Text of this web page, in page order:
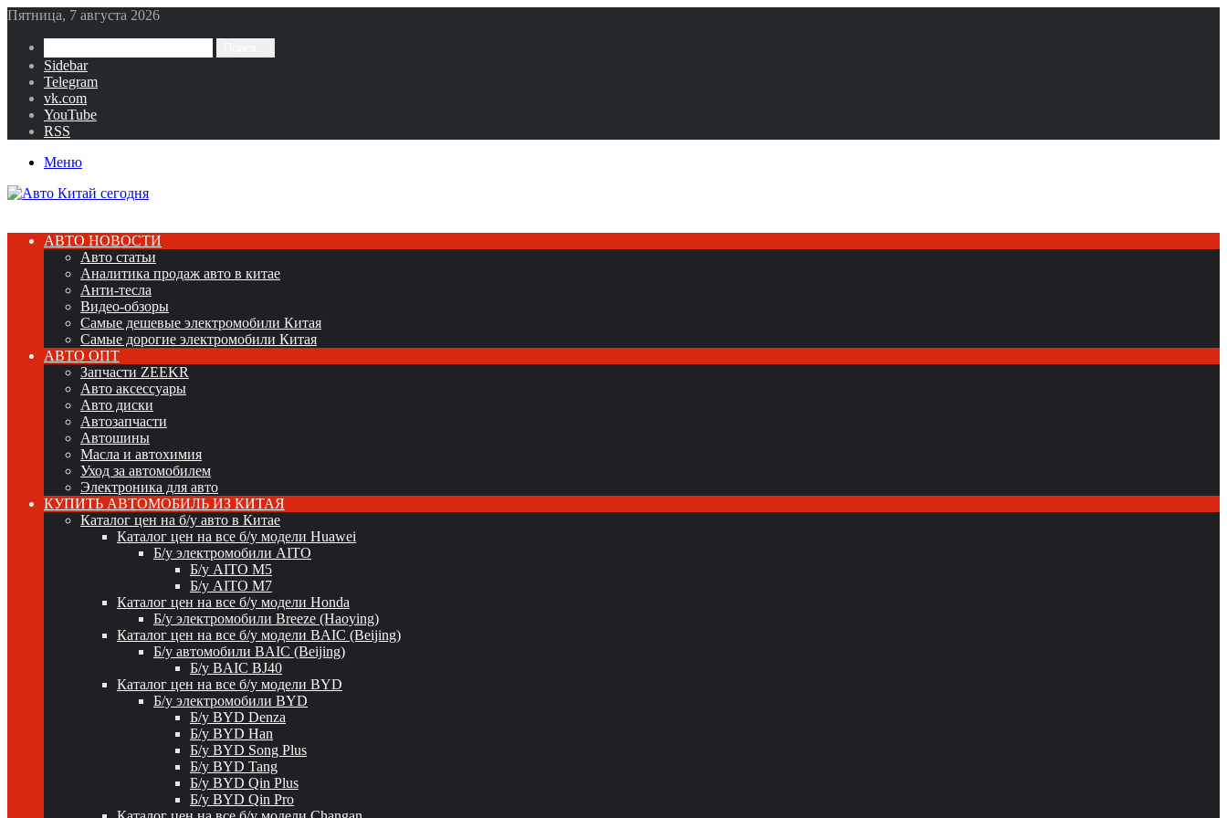
Пятница, 7 августа 2026
Sidebar
Telegram
vk.com
YouTube
RSS
Меню
АВТО НОВОСТИ
Авто статьи
Аналитика продаж авто в китае
Анти-тесла
Видео-обзоры
Самые дешевые электромобили Китая
Самые дорогие электромобили Китая
АВТО ОПТ
Запчасти ZEEKR
Авто аксессуары
Авто диски
Автозапчасти
Автошины
Масла и автохимия
Уход за автомобилем
Электроника для авто
КУПИТЬ АВТОМОБИЛЬ ИЗ КИТАЯ
Каталог цен на б/у авто в Китае
Каталог цен на все б/у модели Huawei
Б/у электромобили AITO
Б/у AITO M5
Б/у AITO M7
Каталог цен на все б/у модели Honda
Б/у электромобили Breeze (Haoying)
Каталог цен на все б/у модели BAIC (Beijing)
Б/у автомобили BAIC (Beijing)
Б/у BAIC BJ40
Каталог цен на все б/у модели BYD
Б/у электромобили BYD
Б/у BYD Denza
Б/у BYD Han
Б/у BYD Song Plus
Б/у BYD Tang
Б/у BYD Qin Plus
Б/у BYD Qin Pro